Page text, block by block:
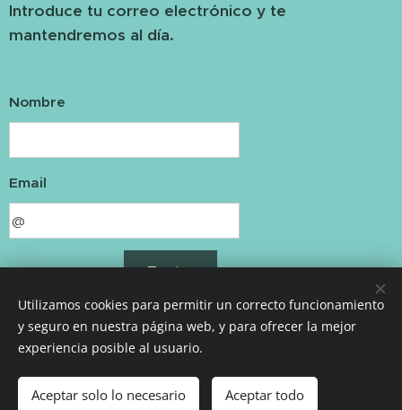
Introduce tu correo electrónico y te
mantendremos al día.
Nombre
Email
Enviar
escueladk@gmail.com
Idiomas
Utilizamos cookies para permitir un correcto funcionamiento
y seguro en nuestra página web, y para ofrecer la mejor
experiencia posible al usuario.
Aceptar solo lo necesario Aceptar todo